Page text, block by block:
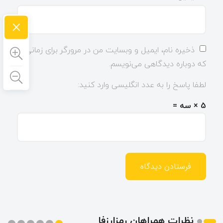
ذخیره نام، ایمیل و وبسایت من در مرورگر برای زمانی
که دوباره دیدگاهی می‌نویسم.
لطفا پاسخ را به عدد انگلیسی وارد کنید:
5 × سه =
×